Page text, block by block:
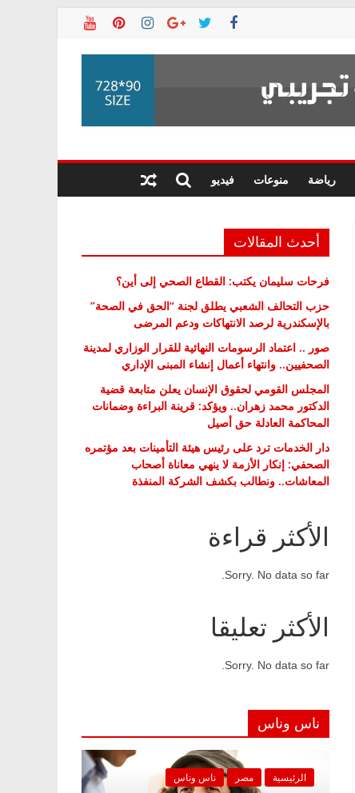
رياضة منوعات فيديو
أحدث المقالات
فرحات سليمان يكتب: القطاع الصحي إلى أين؟
حزب التحالف الشعبي يطلق لجنة “الحق في الصحة”
بالإسكندرية لرصد الانتهاكات ودعم المرضى
صور .. اعتماد الرسومات النهائية للقرار الوزاري لمدينة
الصحفيين.. وانتهاء أعمال إنشاء المبنى الإداري
المجلس القومي لحقوق الإنسان يعلن متابعة قضية
الدكتور محمد زهران.. ويؤكد: قرينة البراءة وضمانات
المحاكمة العادلة حق أصيل
دار الخدمات ترد على رئيس هيئة التأمينات بعد مؤتمره
الصحفي: إنكار الأزمة لا ينهي معاناة أصحاب
المعاشات.. ونطالب بكشف الشركة المنفذة
الأكثر قراءة
Sorry. No data so far.
الأكثر تعليقا
Sorry. No data so far.
ناس وناس
الرئيسية ناس وناس ناس وناس